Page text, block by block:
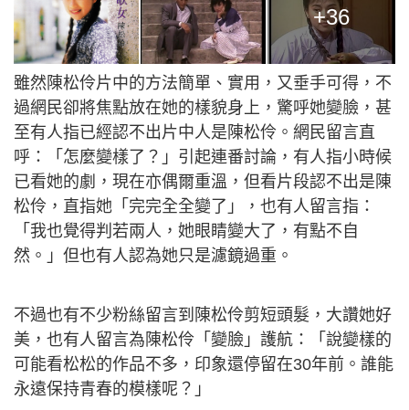
+36
雖然陳松伶片中的方法簡單、實用，又垂手可得，不
過網民卻將焦點放在她的樣貌身上，驚呼她變臉，甚
至有人指已經認不出片中人是陳松伶。網民留言直
呼：「怎麼變樣了？」引起連番討論，有人指小時候
已看她的劇，現在亦偶爾重溫，但看片段認不出是陳
松伶，直指她「完完全全變了」，也有人留言指：
「我也覺得判若兩人，她眼睛變大了，有點不自
然。」但也有人認為她只是濾鏡過重。
不過也有不少粉絲留言到陳松伶剪短頭髮，大讚她好
美，也有人留言為陳松伶「變臉」護航：「說變樣的
可能看松松的作品不多，印象還停留在30年前。誰能
永遠保持青春的模樣呢？」